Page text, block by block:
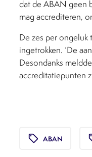
dat de ABAN geen
mag accrediteren,
De zes per
ingetrokken. ‘De
Desondanks
accreditatiepunten
local_offer ABAN